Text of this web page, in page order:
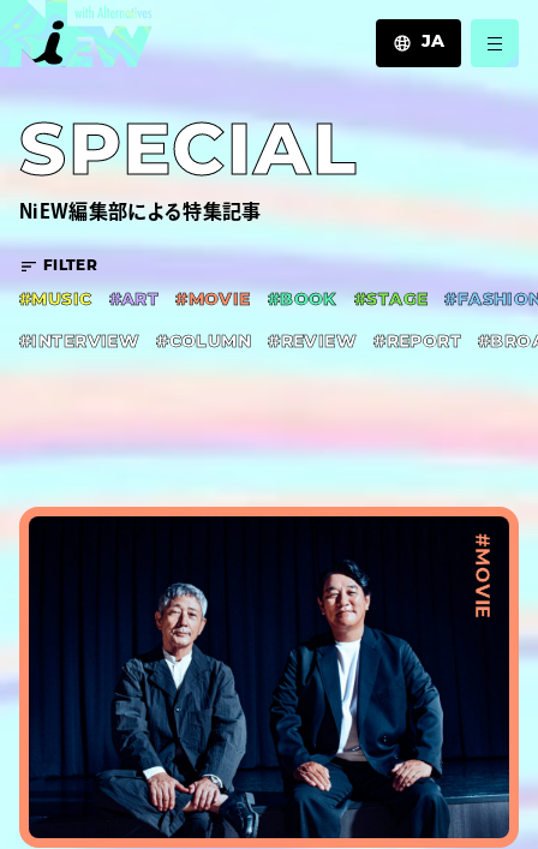
JA
SPECIAL
NiEW編集部による特集記事
FILTER
#MUSIC #ART #MOVIE #BOOK #STAGE
#INTERVIEW #COLUMN #REVIEW #REPORT
#MOVIE